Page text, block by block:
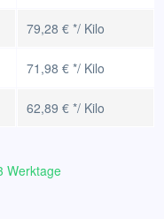
79,28 € */ Kilo
71,98 € */ Kilo
62,89 € */ Kilo
Werktage